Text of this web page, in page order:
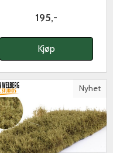
195,-
Kjøp
Nyhet